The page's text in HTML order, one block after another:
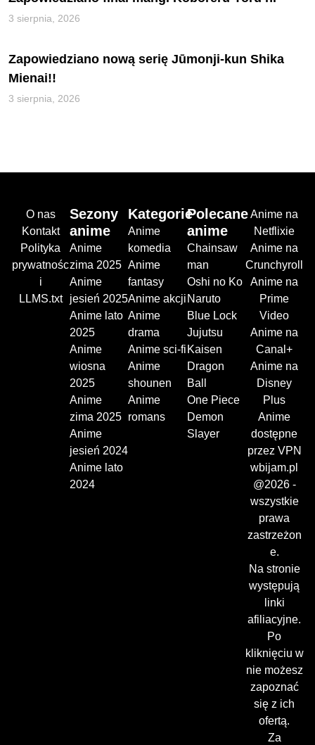
3 sierpnia, 2026
Zapowiedziano nową serię Jūmonji-kun Shika
Mienai!!
3 sierpnia, 2026
O nas
Kontakt
Polityka
prywatnośc
i
LLMS.txt
Sezony
anime
Anime
zima 2025
Anime
jesień 2025
Anime lato
2025
Anime
wiosna
2025
Anime
zima 2025
Anime
jesień 2024
Anime lato
2024
Kategorie
Anime
komedia
Anime
fantasy
Anime akcji
Anime
drama
Anime sci-fi
Anime
shounen
Anime
romans
Polecane
anime
Chainsaw
man
Oshi no Ko
Naruto
Blue Lock
Jujutsu
Kaisen
Dragon
Ball
One Piece
Demon
Slayer
Anime na
Netflixie
Anime na
Crunchyroll
Anime na
Prime
Video
Anime na
Canal+
Anime na
Disney
Plus
Anime
dostępne
przez VPN
wbijam.pl
@2026 -
wszystkie
prawa
zastrzeżon
e.
Na stronie
występują
linki
afiliacyjne.
Po
kliknięciu w
nie możesz
zapoznać
się z ich
ofertą.
Za